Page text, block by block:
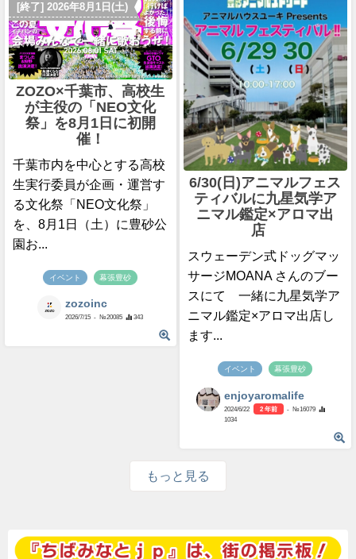
[終了] 2026年8月1日(土)
ZOZO×千葉市、高校生
が主役の「NEO文化
祭」を8月1日に初開
催！
千葉市内を中心とする高校
生実行委員が企画・運営す
る文化祭「NEO文化祭」
を、8月1日（土）に豊砂公
園お...
イベント 幕張豊砂
zozoinc
2026/7/15 - №20085 343
6/30(日)アニマルフェス
ティバルに九星気学ア
ニマル鑑定×アロマ出
店
スウェーデン式ドッグマッ
サージMOANA さんのブー
スにて 一緒に九星気学ア
ニマル鑑定×アロマ出店し
ます...
イベント 幕張豊砂
enjoyaromalife
2024/6/22 2 年前
- №16079
1034
もっと見る